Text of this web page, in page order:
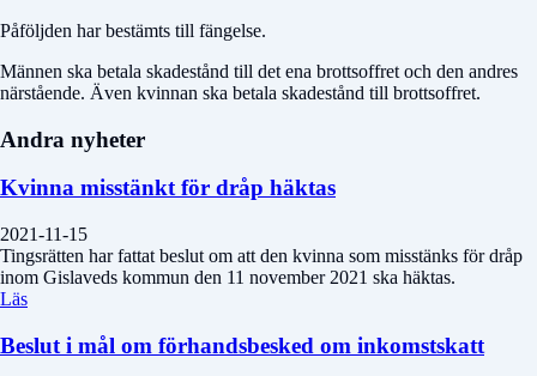
Påföljden har bestämts till fängelse.
Männen ska betala skadestånd till det ena brottsoffret och den andres
närstående. Även kvinnan ska betala skadestånd till brottsoffret.
Andra nyheter
Kvinna misstänkt för dråp häktas
2021-11-15
Tingsrätten har fattat beslut om att den kvinna som misstänks för dråp
inom Gislaveds kommun den 11 november 2021 ska häktas.
Läs
Beslut i mål om förhandsbesked om inkomstskatt